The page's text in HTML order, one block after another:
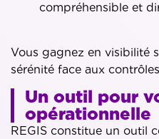
compréhensible et
Vous gagnez en visibilité
sérénité face aux
Un outil pour
opérationnelle
REGIS constitue un outil